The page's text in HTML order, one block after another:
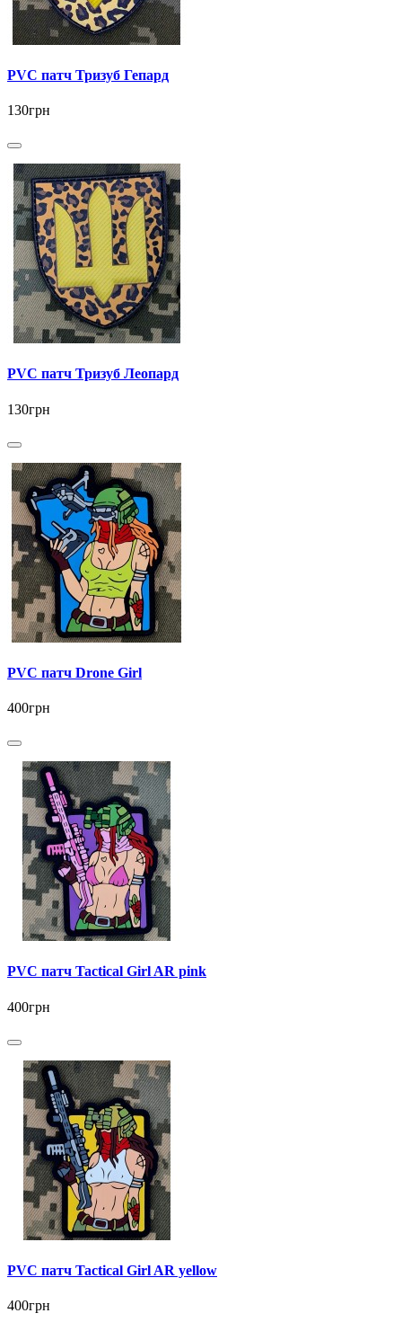
PVC патч Тризуб Гепард
130грн
PVC патч Тризуб Леопард
130грн
PVC патч Drone Girl
400грн
PVC патч Tactical Girl AR pink
400грн
PVC патч Tactical Girl AR yellow
400грн